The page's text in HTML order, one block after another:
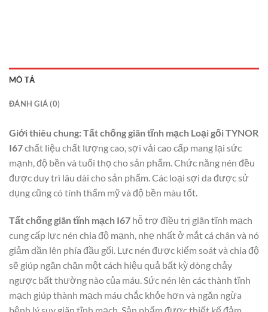
MÔ TẢ
ĐÁNH GIÁ (0)
Giới thiêu chung: Tất chống giãn tĩnh mạch Loại gối TYNOR
I67chất liệu chất lượng cao, sợi vải cao cấp mang lại sức
mạnh, độ bền và tuổi thọ cho sản phẩm. Chức năng nén đều
được duy trì lâu dài cho sản phẩm. Các loại sợi da được sử
dụng cũng có tính thẩm mỹ và độ bền màu tốt.
Tất chống giãn tĩnh mạch I67 hỗ trợ điều trị giãn tĩnh mạch
cung cấp lực nén chia độ mạnh, nhẹ nhất ở mắt cá chân và nó
giảm dần lên phía đầu gối. Lực nén được kiểm soát và chia độ
sẽ giúp ngăn chặn một cách hiệu quả bất kỳ dòng chảy
ngược bất thường nào của máu. Sức nén lên các thành tĩnh
mạch giúp thành mạch máu chắc khỏe hơn và ngăn ngừa